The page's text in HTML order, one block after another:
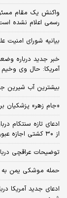
واکنش یک مقام
رسمی اعلام نشده
بیانیه شورای امنیت
خبر جدید درباره
آمریکا: حال وی
بیشترین آب شیرین
«جام زهر» پزشکیان
ادعای تازه سنتکام
از ۳۰ کشتی اجازه عبور گرفتند
توضیحات عراقچی درباره ماجرای سهم
حمله موشکی یمن به
ادعای جدید آمریکا